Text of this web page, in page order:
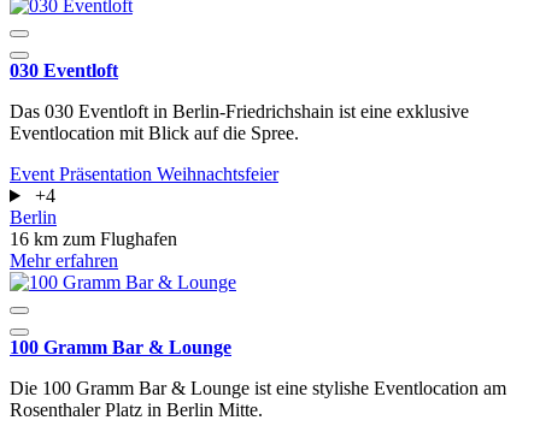
030 Eventloft
Das 030 Eventloft in Berlin-Friedrichshain ist eine exklusive
Eventlocation mit Blick auf die Spree.
Event Präsentation Weihnachtsfeier
+4
Berlin
16 km zum Flughafen
Mehr erfahren
100 Gramm Bar & Lounge
Die 100 Gramm Bar & Lounge ist eine stylishe Eventlocation am
Rosenthaler Platz in Berlin Mitte.